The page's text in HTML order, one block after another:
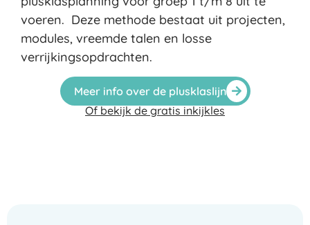
voeren. Deze methode bestaat uit projecten,
modules, vreemde talen en losse
verrijkingsopdrachten.
Meer info over de plusklaslijn
Of bekijk de gratis inkijkles